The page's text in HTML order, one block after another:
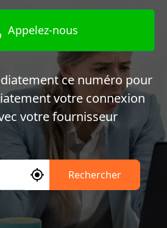
Appelez-nous
ce numéro pour
votre connexion
votre fournisseur
Rechercher